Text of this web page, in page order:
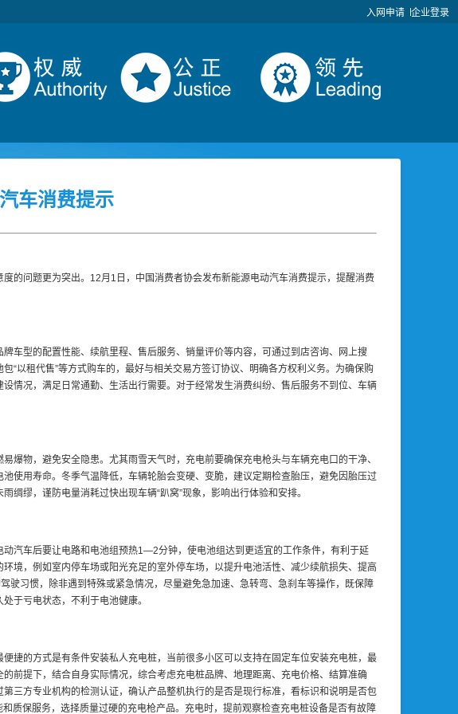
入网申请 企业登录
车消费提示
的问题更为突出。12月1日，中国消费者协会发布新能源电动汽车消费提示，提醒消费
车型的配置性能、续航里程、售后服务、销量评价等内容，可通过到店咨询、网上搜
“以租代售”等方式购车的，最好与相关交易方签订协议、明确各方权利义务。为确保购
情况，满足日常通勤、生活出行需要。对于经常发生消费纠纷、售后服务不到位、车辆
爆物，避免安全隐患。尤其雨雪天气时，充电前要确保充电枪头与车辆充电口的干净、
使用寿命。冬季气温降低，车辆轮胎会变硬、变脆，建议定期检查胎压，避免因胎压过
缪，谨防电量消耗过快出现车辆“趴窝”现象，影响出行体验和安排。
汽车后要让电路和电池组预热1—2分钟，使电池组达到更适宜的工作条件，有利于延
境，例如室内停车场或阳光充足的室外停车场，以提升电池活性、减少续航损失、提高
驶习惯，除非遇到特殊或紧急情况，尽量避免急加速、急转弯、急刹车等操作，既保障
于亏电状态，不利于电池健康。
捷的方式是有条件安装私人充电桩，当前很多小区可以支持在固定车位安装充电桩，最
前提下，结合自身实际情况，综合考虑充电桩品牌、地理距离、充电价格、结算准确
三方专业机构的检测认证，确认产品整机执行的是否是现行标准，看标识和说明是否包
质保服务，选择质量过硬的充电枪产品。充电时，提前观察检查充电桩设备是否有故障